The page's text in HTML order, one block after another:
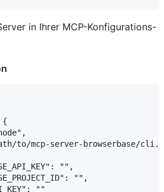
in Ihrer MCP-Konfigurations-
{
to/mcp-server-browserbase/
"",
"",
""